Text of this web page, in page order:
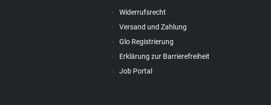
Widerrufsrecht
Versand und Zahlung
Glo Registrierung
Erklärung zur Barrierefreiheit
Job Portal